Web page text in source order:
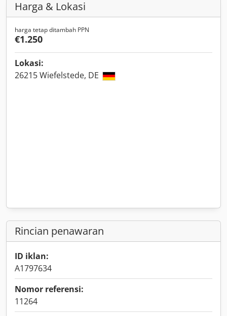
Harga & Lokasi
harga tetap ditambah PPN
€1.250
Lokasi:
26215 Wiefelstede, DE
Rincian penawaran
ID iklan:
A1797634
Nomor referensi:
11264